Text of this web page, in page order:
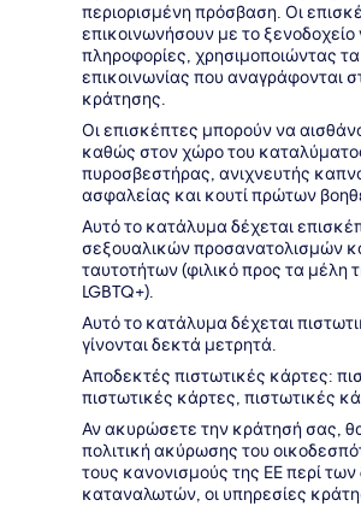
περιορισμένη πρόσβαση. Οι
επικοινωνήσουν με το ξενοδοχείο
πληροφορίες, χρησιμοποιώντας τα
επικοινωνίας που αναγράφονται
κράτησης.
Οι επισκέπτες μπορούν να
καθώς στον χώρο του
πυροσβεστήρας, ανιχνευτής
ασφαλείας και κουτί πρώτων
Αυτό το κατάλυμα δέχεται
σεξουαλικών προσανατολισμών
ταυτοτήτων (φιλικό προς τα μέλη
LGBTQ+).
Αυτό το κατάλυμα δέχεται
γίνονται δεκτά μετρητά.
Αποδεκτές πιστωτικές κάρτες:
πιστωτικές κάρτες, πιστωτικές
Αν ακυρώσετε την κράτησή σας,
πολιτική ακύρωσης του
τους κανονισμούς της ΕΕ περί
καταναλωτών, οι υπηρεσίες